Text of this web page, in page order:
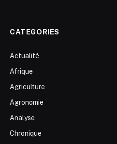
CATEGORIES
Actualité
Afrique
Agriculture
Agronomie
Analyse
Chronique